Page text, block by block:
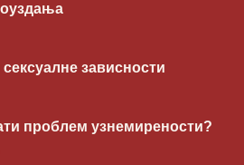
зависности
проблем узнемирености?